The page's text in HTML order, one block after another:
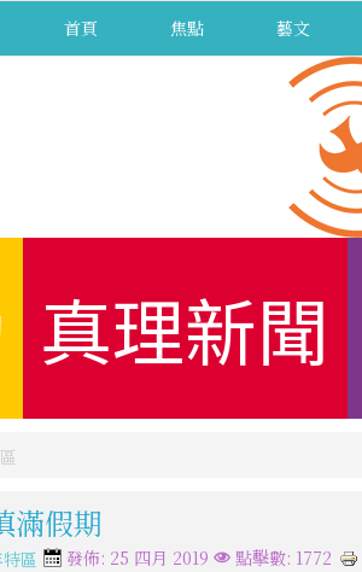
首頁 焦點 藝文
真理新聞
滿假期
區 發佈: 25 四月 2019 點擊數: 1772